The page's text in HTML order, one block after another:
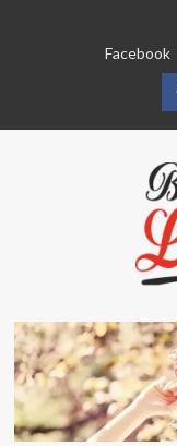
Facebook